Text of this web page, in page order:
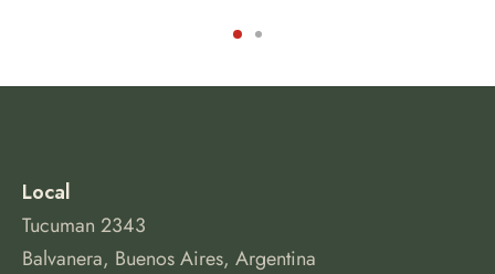
Local
Tucuman 2343
Balvanera, Buenos Aires, Argentina